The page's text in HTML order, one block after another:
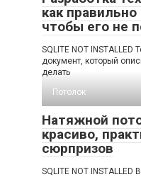
как
чтобы его не
SQLITE NOT
документ, который
делать
Потолок
Натяжной
красиво,
сюрпризов
SQLITE NOT